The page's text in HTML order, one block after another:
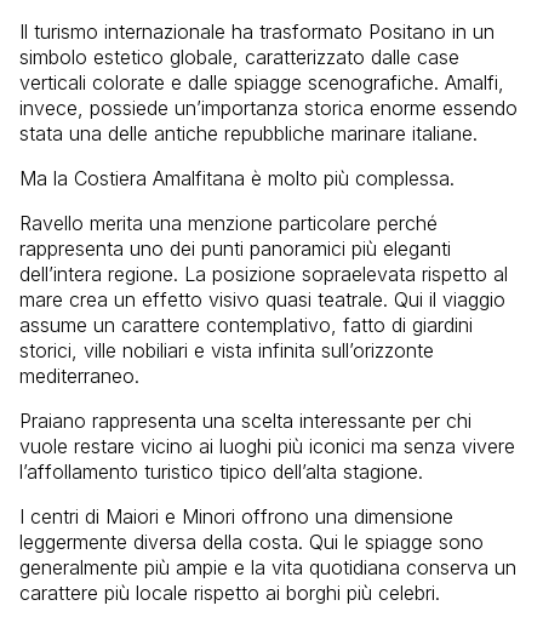
Il turismo internazionale ha trasformato Positano in un
simbolo estetico globale, caratterizzato dalle case
verticali colorate e dalle spiagge scenografiche. Amalfi,
invece, possiede un’importanza storica enorme essendo
stata una delle antiche repubbliche marinare italiane.
Ma la Costiera Amalfitana è molto più complessa.
Ravello merita una menzione particolare perché
rappresenta uno dei punti panoramici più eleganti
dell’intera regione. La posizione sopraelevata rispetto al
mare crea un effetto visivo quasi teatrale. Qui il viaggio
assume un carattere contemplativo, fatto di giardini
storici, ville nobiliari e vista infinita sull’orizzonte
mediterraneo.
Praiano rappresenta una scelta interessante per chi
vuole restare vicino ai luoghi più iconici ma senza vivere
l’affollamento turistico tipico dell’alta stagione.
I centri di Maiori e Minori offrono una dimensione
leggermente diversa della costa. Qui le spiagge sono
generalmente più ampie e la vita quotidiana conserva un
carattere più locale rispetto ai borghi più celebri.